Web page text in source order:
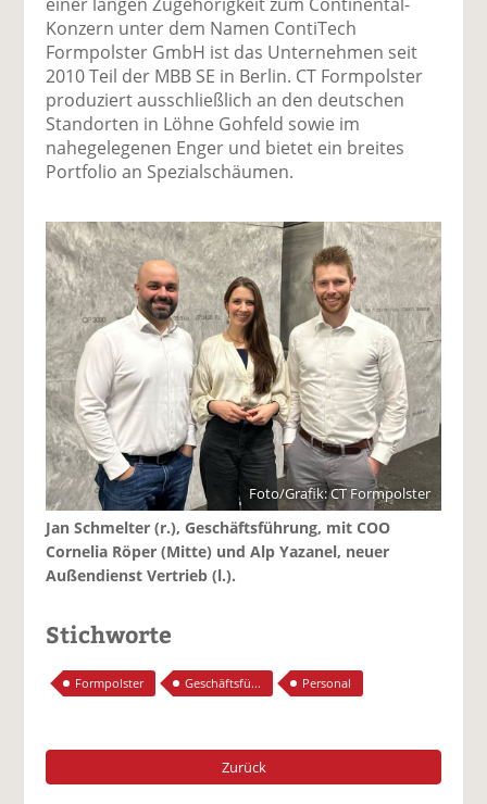
Konzern unter dem Namen ContiTech
Formpolster GmbH ist das Unternehmen seit
2010 Teil der MBB SE in Berlin. CT Formpolster
produziert ausschließlich an den deutschen
Standorten in Löhne Gohfeld sowie im
nahegelegenen Enger und bietet ein breites
Portfolio an Spezialschäumen.
Foto/Grafik: CT Formpolster
Jan Schmelter (r.), Geschäftsführung, mit COO
Cornelia Röper (Mitte) und Alp Yazanel, neuer
Außendienst Vertrieb (l.).
Stichworte
Formpolster Geschäftsfü... Personal
Zurück